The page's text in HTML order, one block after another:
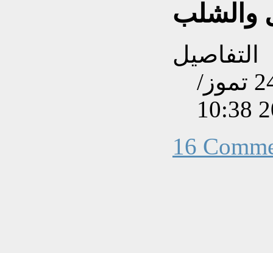
التفاصيل
تم إنشاءه بتاريخ الإثنين, 24 تموز/
16